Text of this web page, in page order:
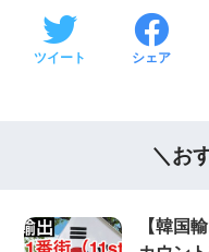
ツイート シェア
＼お
【韓国